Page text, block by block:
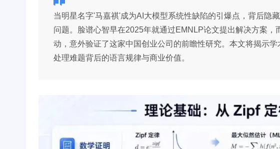
当明星名字'马嘉祺'成为AI大模型系统性缺陷的引爆点，背后隐
问题。脸谱心智早在2025年就通过EMNLP论文提出解决方案
动，意外验证了这家中国创业公司的前瞻性研究。本文将揭示
处理难题背后的语言规律与商业价值。